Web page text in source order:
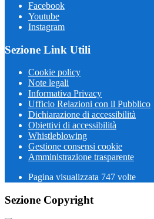
Facebook
Youtube
Instagram
Sezione Link Utili
Cookie policy
Note legali
Informativa Privacy
Ufficio Relazioni con il Pubblico
Dichiarazione di accessibilità
Obiettivi di accessibilità
Whistleblowing
Gestione consensi cookie
Amministrazione trasparente
Pagina visualizzata 747 volte
Sezione Copyright